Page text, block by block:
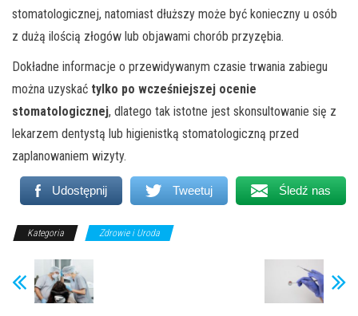
stomatologicznej, natomiast dłuższy może być konieczny u osób
z dużą ilością złogów lub objawami chorób przyzębia.
Dokładne informacje o przewidywanym czasie trwania zabiegu
można uzyskać tylko po wcześniejszej ocenie
stomatologicznej, dlatego tak istotne jest skonsultowanie się z
lekarzem dentystą lub higienistką stomatologiczną przed
zaplanowaniem wizyty.
Udostępnij Tweetuj Śledź nas
Kategoria Zdrowie i Uroda